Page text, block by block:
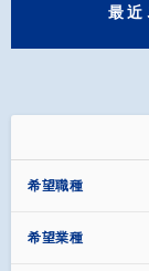
最近
希望職種
希望業種